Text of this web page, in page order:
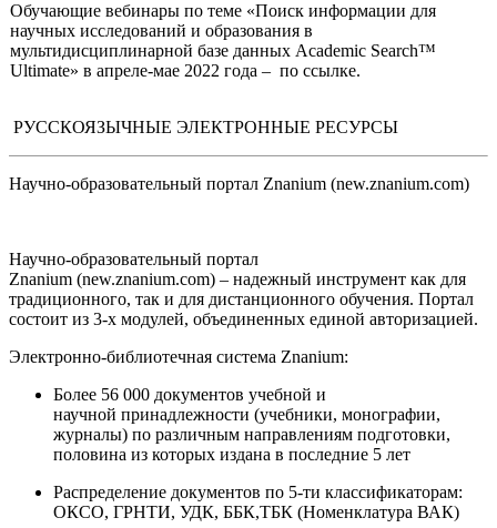
Обучающие вебинары по теме «Поиск информации для
научных исследований и образования в
мультидисциплинарной базе данных Academic Search™
Ultimate» в апреле-мае 2022 года – по ссылке.
РУССКОЯЗЫЧНЫЕ ЭЛЕКТРОННЫЕ РЕСУРСЫ
Научно-образовательный портал Znanium (new.znanium.com)
Научно-образовательный портал
Znanium (new.znanium.com) – надежный инструмент как для
традиционного, так и для дистанционного обучения. Портал
состоит из 3-х модулей, объединенных единой авторизацией.
Электронно-библиотечная система Znanium:
Более 56 000 документов учебной и
научной принадлежности (учебники, монографии,
журналы) по различным направлениям подготовки,
половина из которых издана в последние 5 лет
Распределение документов по 5-ти классификаторам:
ОКСО, ГРНТИ, УДК, ББК,ТБК (Номенклатура ВАК)